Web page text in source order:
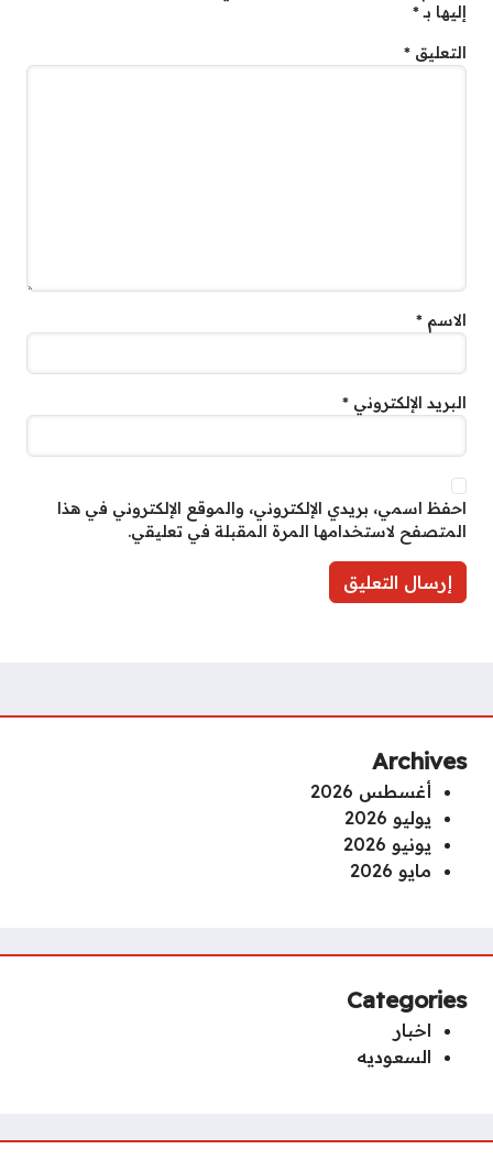
إليها بـ*
التعليق *
الاسم *
البريد الإلكتروني *
احفظ اسمي، بريدي الإلكتروني، والموقع الإلكتروني في هذا
المتصفح لاستخدامها المرة المقبلة في تعليقي.
Archives
أغسطس 2026
يوليو 2026
يونيو 2026
مايو 2026
Categories
اخبار
السعوديه